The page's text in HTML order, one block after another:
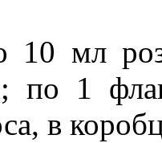
10 мл
по 1
в